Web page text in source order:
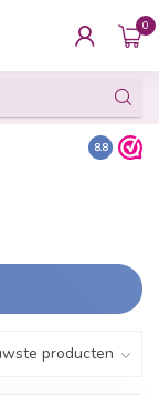
0
Besteld
8.8